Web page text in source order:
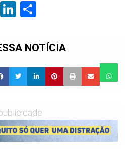
Messenger
LinkedIn
NOTÍCIA